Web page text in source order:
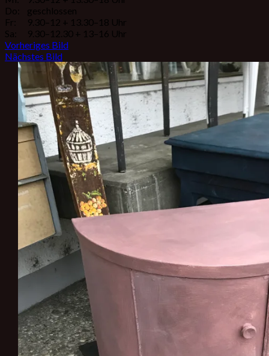
Do:
Fr:
Sa:
geschlossen
9.30–12 + 13.30–18 Uhr
9.30–12.30 + 13–16 Uhr
Vorheriges Bild
Nächstes Bild